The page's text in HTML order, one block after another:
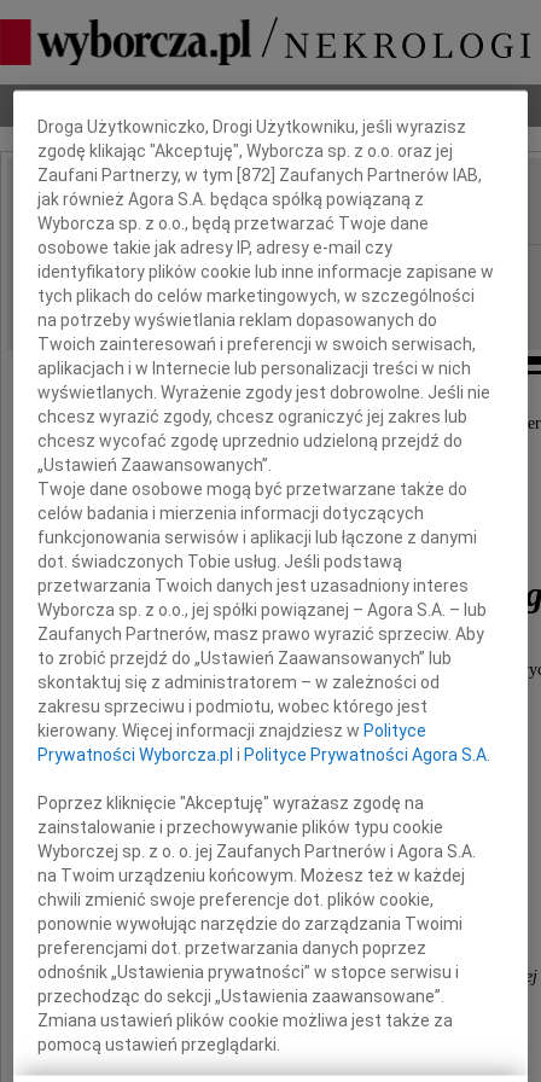
IMIĘ I NAZWISKO: Wacław Królikowski
REGION: Szczecin
DATA EMISJI: 10.12.2021
Z głębokim żalem przyjęliśmy wiadomość o
prof. dr in . dr h.c.
Wacława
nestora polskiej nauki o materiałach
a naszego drogiego przyjaciela i mentora.
Wyrazy głębokiego współczucia
Rodzinie i Bliskim
składają
Koleżanki i Koledzy z Politechniki Wrocławskiej
Dbamy o Twoją prywatność
Droga Użytkowniczko, Drogi Użytkowniku, jeśli wyrazisz
zgodę klikając "Akceptuję", Wyborcza sp. z o.o. oraz jej
Zaufani Partnerzy, w tym [872 ] Zaufanych Partnerów IAB,
jak również Agora S.A. będąca spółką powiązaną z
Wyborcza sp. z o.o., będą przetwarzać Twoje dane
osobowe takie jak adresy IP, adresy e-mail czy
identyfikatory plików cookie lub inne informacje zapisane w
tych plikach do celów marketingowych, w szczególności
na potrzeby wyświetlania reklam dopasowanych do
Twoich zainteresowań i preferencji w swoich serwisach,
aplikacjach i w Internecie lub personalizacji treści w nich
wyświetlanych. Wyrażenie zgody jest dobrowolne. Jeśli nie
chcesz wyrazić zgody, chcesz ograniczyć jej zakres lub
chcesz wycofać zgodę uprzednio udzieloną przejdź do
„Ustawień Zaawansowanych”.
Twoje dane osobowe mogą być przetwarzane także do
celów badania i mierzenia informacji dotyczących
funkcjonowania serwisów i aplikacji lub łączone z danymi
dot. świadczonych Tobie usług. Jeśli podstawą
przetwarzania Twoich danych jest uzasadniony interes
Wyborcza sp. z o.o., jej spółki powiązanej – Agora S.A. – lub
Zaufanych Partnerów, masz prawo wyrazić sprzeciw. Aby
to zrobić przejdź do „Ustawień Zaawansowanych” lub
skontaktuj się z administratorem – w zależności od
zakresu sprzeciwu i podmiotu, wobec którego jest
kierowany. Więcej informacji znajdziesz w Polityce
Prywatności Wyborcza.pl i Polityce Prywatności Agora S.A.
Poprzez kliknięcie "Akceptuję" wyrażasz zgodę na
zainstalowanie i przechowywanie plików typu cookie
Wyborczej sp. z o. o. jej Zaufanych Partnerów i Agora S.A.
na Twoim urządzeniu końcowym. Możesz też w każdej
chwili zmienić swoje preferencje dot. plików cookie,
ponownie wywołując narzędzie do zarządzania Twoimi
preferencjami dot. przetwarzania danych poprzez
odnośnik „Ustawienia prywatności” w stopce serwisu i
przechodząc do sekcji „Ustawienia zaawansowane”.
Zmiana ustawień plików cookie możliwa jest także za
pomocą ustawień przeglądarki.